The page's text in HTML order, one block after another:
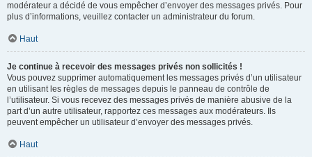
modérateur a décidé de vous empêcher d’envoyer des messages privés. Pour
plus d’informations, veuillez contacter un administrateur du forum.
Haut
Je continue à recevoir des messages privés non sollicités !
Vous pouvez supprimer automatiquement les messages privés d’un utilisateur
en utilisant les règles de messages depuis le panneau de contrôle de
l’utilisateur. Si vous recevez des messages privés de manière abusive de la
part d’un autre utilisateur, rapportez ces messages aux modérateurs. Ils
peuvent empêcher un utilisateur d’envoyer des messages privés.
Haut